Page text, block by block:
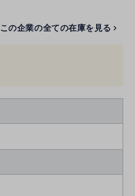
この企業の全ての在庫を見る